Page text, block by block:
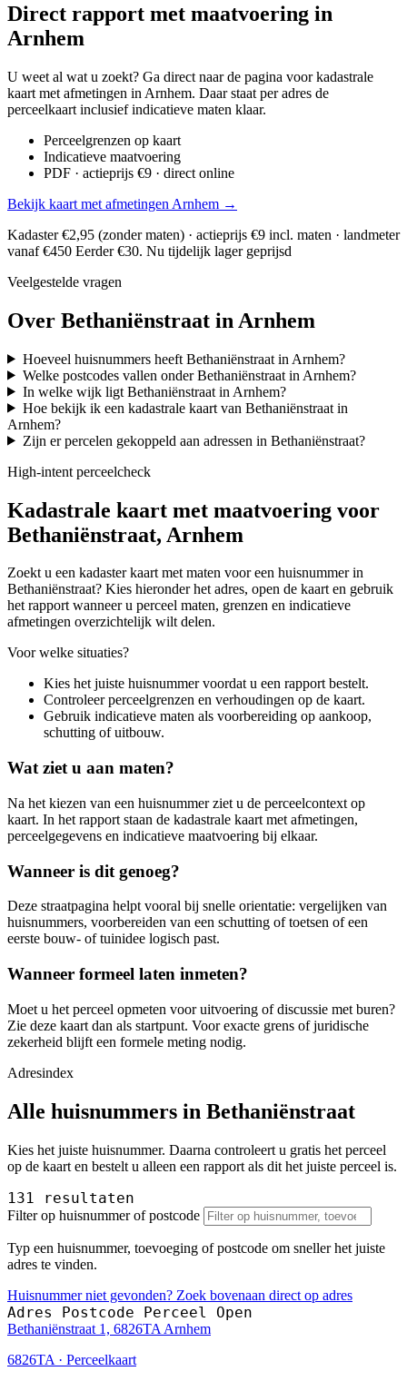
Direct rapport met maatvoering in
Arnhem
U weet al wat u zoekt? Ga direct naar de pagina voor kadastrale
kaart met afmetingen in Arnhem. Daar staat per adres de
perceelkaart inclusief indicatieve maten klaar.
Perceelgrenzen op kaart
Indicatieve maatvoering
PDF · actieprijs €9 · direct online
Bekijk kaart met afmetingen Arnhem →
Kadaster €2,95 (zonder maten) · actieprijs €9 incl. maten · landmeter
vanaf €450 Eerder €30. Nu tijdelijk lager geprijsd
Veelgestelde vragen
Over Bethaniënstraat in Arnhem
Hoeveel huisnummers heeft Bethaniënstraat in Arnhem?
Welke postcodes vallen onder Bethaniënstraat in Arnhem?
In welke wijk ligt Bethaniënstraat in Arnhem?
Hoe bekijk ik een kadastrale kaart van Bethaniënstraat in
Arnhem?
Zijn er percelen gekoppeld aan adressen in Bethaniënstraat?
High-intent perceelcheck
Kadastrale kaart met maatvoering voor
Bethaniënstraat, Arnhem
Zoekt u een kadaster kaart met maten voor een huisnummer in
Bethaniënstraat? Kies hieronder het adres, open de kaart en gebruik
het rapport wanneer u perceel maten, grenzen en indicatieve
afmetingen overzichtelijk wilt delen.
Voor welke situaties?
Kies het juiste huisnummer voordat u een rapport bestelt.
Controleer perceelgrenzen en verhoudingen op de kaart.
Gebruik indicatieve maten als voorbereiding op aankoop,
schutting of uitbouw.
Wat ziet u aan maten?
Na het kiezen van een huisnummer ziet u de perceelcontext op
kaart. In het rapport staan de kadastrale kaart met afmetingen,
perceelgegevens en indicatieve maatvoering bij elkaar.
Wanneer is dit genoeg?
Deze straatpagina helpt vooral bij snelle orientatie: vergelijken van
huisnummers, voorbereiden van een schutting of toetsen of een
eerste bouw- of tuinidee logisch past.
Wanneer formeel laten inmeten?
Moet u het perceel opmeten voor uitvoering of discussie met buren?
Zie deze kaart dan als startpunt. Voor exacte grens of juridische
zekerheid blijft een formele meting nodig.
Adresindex
Alle huisnummers in Bethaniënstraat
Kies het juiste huisnummer. Daarna controleert u gratis het perceel
op de kaart en bestelt u alleen een rapport als dit het juiste perceel is.
131 resultaten
Filter op huisnummer of postcode
Typ een huisnummer, toevoeging of postcode om sneller het juiste
adres te vinden.
Huisnummer niet gevonden? Zoek bovenaan direct op adres
Adres Postcode Perceel Open
Bethaniënstraat 1, 6826TA Arnhem
6826TA · Perceelkaart